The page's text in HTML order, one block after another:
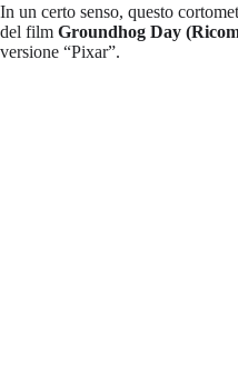
In un certo senso, questo
del film Groundhog Day
versione “Pixar”.